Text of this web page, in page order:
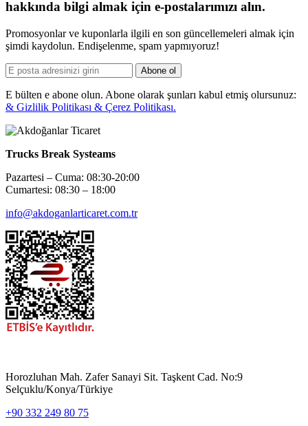
hakkında bilgi almak için e-postalarımızı alın.
Promosyonlar ve kuponlarla ilgili en son güncellemeleri almak için
şimdi kaydolun. Endişelenme, spam yapmıyoruz!
Abone ol
E bülten e abone olun. Abone olarak şunları kabul etmiş olursunuz:
& Gizlilik Politikası & Çerez Politikası.
Trucks Break Systeams
Pazartesi – Cuma: 08:30-20:00
Cumartesi: 08:30 – 18:00
info@akdoganlarticaret.com.tr
Horozluhan Mah. Zafer Sanayi Sit. Taşkent Cad. No:9
Selçuklu/Konya/Türkiye
+90 332 249 80 75